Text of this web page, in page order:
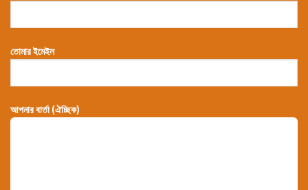
তোমার ইমেইল
আপনার বার্তা (ঐচ্ছিক)